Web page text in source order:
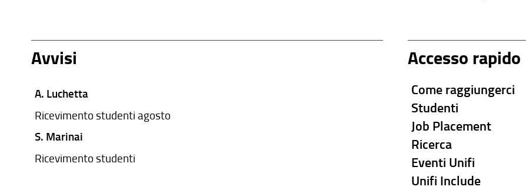
Avvisi
A. Luchetta
Ricevimento studenti agosto
S. Marinai
Ricevimento studenti
Accesso rapido
Come raggiungerci
Studenti
Job Placement
Ricerca
Eventi Unifi
Unifi Include